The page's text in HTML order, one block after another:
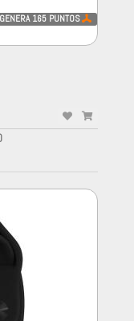
GENERA 165 PUNTOS